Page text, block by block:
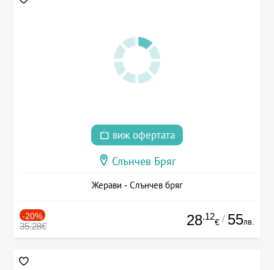
виж офертата
Слънчев Бряг
Жерави - Слънчев бряг
-20%
35.28€ 28.12
€ / 55лв.